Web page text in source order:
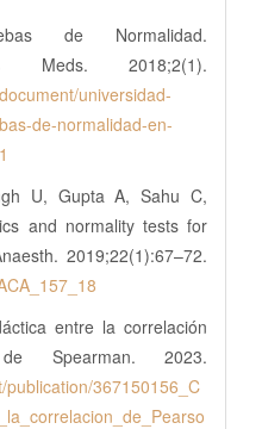
de Normalidad.
Meds. 2018;2(1).
universidad-
de-normalidad-en-
U, Gupta A, Sahu C,
and normality tests for
2019;22(1):67–72.
entre la correlación
2023.
367150156_C